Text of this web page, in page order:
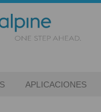
APLICACIONES